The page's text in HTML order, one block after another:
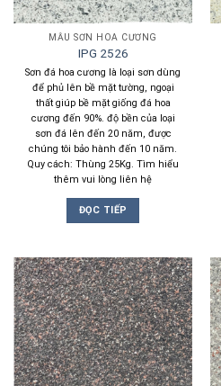
MẪU SƠN HOA CƯƠNG
IPG 2526
Sơn đá hoa cương là loại sơn dùng
để phủ lên bề mặt tường, ngoại
thất giúp bề mặt giống đá hoa
cương đến 90%. độ bền của loại
sơn đá lên đến 20 năm, được
chúng tôi bảo hành đến 10 năm.
Quy cách: Thùng 25Kg. Tìm hiểu
thêm vui lòng liên hệ
ĐỌC TIẾP